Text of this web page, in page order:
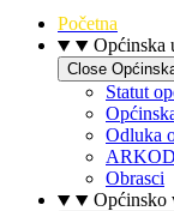
Početna
Općinska
Close
Statut
Odluka
Obrasci
Općinsko